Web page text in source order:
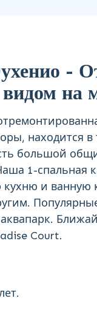
-
на
находится
большой
1-спальная
и
Court.